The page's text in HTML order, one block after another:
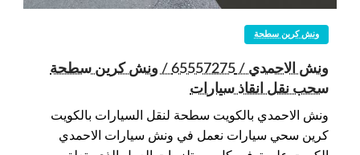
ونش كرين سطحة
ونش الاحمدي / 65557275 / ونش كرين سطحة
سحب نقل انقاذ سيارات
ونش الاحمدي بالكويت سطحة لنقل السيارات بالكويت
كرين سحي سيارات نعمل في ونش سيارات الاحمدي